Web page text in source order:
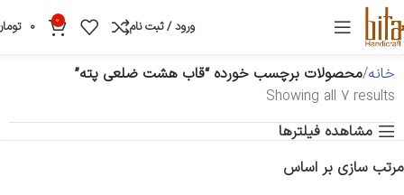
ورود / ثبت نام 0
0
خانه محصولات برچسب خورده “قاب هشت ضلعی پته”
Showing all 7 results
مشاهده فیلترها
مرتب سازی بر اساس